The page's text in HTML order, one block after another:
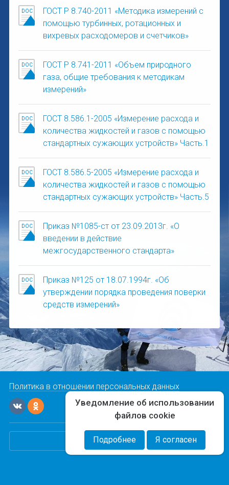
ГОСТ Р 8.740-2011 «Методика измерений с
помощью турбинных, ротационных и
вихревых расходомеров и счетчиков»
ГОСТ Р 8.741-2011 «Объем природного
газа, общие требования к методикам
измерений»
ГОСТ 8.586.1-2005 «Измерение расхода и
количества жидкостей и газов с помощью
стандартных сужающих устройств» Часть.1
ГОСТ 8.586.5-2005 «Измерение расхода и
количества жидкостей и газов с помощью
стандартных сужающих устройств» Часть.5
Приказ №1085-ст от 23.09.2013г. «О
введении в действие
межгосударственного стандарта»
Приказ №125 от 18.07.1994г. «Об
утверждении порядка проведения поверки
средств измерений»
Политика в отношении персональных данных
"Команда-А"
Уведомление об использовании
файлов cookie
Подробнее Я согласен